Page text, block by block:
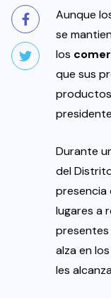
Aunque
se
los
que sus
Durante
del
presencia
lugares a
presentes
alza en
les